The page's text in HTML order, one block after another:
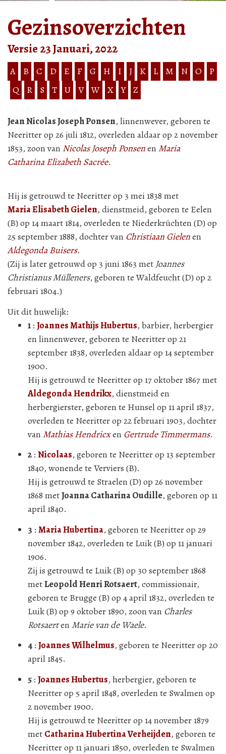
Gezinsoverzichten
Versie 23 Januari, 2022
A B C D E F G H I J K L M N O
P
Q
R S T U V W X Y Z
Jean Nicolas Joseph Ponsen, linnenwever, geboren te
Neeritter op 26 juli 1812, overleden aldaar op 2 november
1853, zoon van Nicolas Joseph Ponsenen Maria
Catharina Elizabeth Sacrée.
Hij is getrouwd te Neeritter op 3 mei 1838 met
Maria Elisabeth Gielen, dienstmeid, geboren te Eelen
(B) op 14 maart 1814, overleden te Niederkrüchten (D) op
25 september 1888, dochter van Christiaan Gielenen
Aldegonda Buisers.
(Zij is later getrouwd op 3 juni 1863 met Joannes
Christianus Mülleners, geboren te Waldfeucht (D) op 2
februari 1804.)
Uit dit huwelijk:
1 : Joannes Mathijs Hubertus, barbier, herbergier
en linnenwever, geboren te Neeritter op 21
september 1838, overleden aldaar op 14 september
1900.
Hij is getrouwd te Neeritter op 17 oktober 1867 met
Aldegonda Hendrikx, dienstmeid en
herbergierster, geboren te Hunsel op 11 april 1837,
overleden te Neeritter op 22 februari 1903, dochter
van Mathias Hendricxen Gertrude Timmermans.
2 : Nicolaas, geboren te Neeritter op 13 september
1840, wonende te Verviers (B).
Hij is getrouwd te Straelen (D) op 26 november
1868 metJoanna Catharina Oudille, geboren op 11
april 1840.
3 : Maria Hubertina, geboren te Neeritter op 29
november 1842, overleden te Luik (B) op 11 januari
1906.
Zij is getrouwd te Luik (B) op 30 september 1868
metLeopold Henri Rotsaert, commissionair,
geboren te Brugge (B) op 4 april 1832, overleden te
Luik (B) op 9 oktober 1890, zoon van Charles
Rotsaerten Marie van de Waele.
4 : Joannes Wilhelmus, geboren te Neeritter op 20
april 1845.
5 : Joannes Hubertus, herbergier, geboren te
Neeritter op 5 april 1848, overleden te Swalmen op
2 november 1900.
Hij is getrouwd te Neeritter op 14 november 1879
met Catharina Hubertina Verheijden, geboren te
Neeritter op 11 januari 1850, overleden te Swalmen